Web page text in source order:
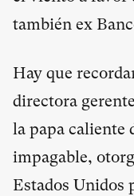
también ex
Hay que
directora
la papa caliente
impagable,
Estados Unidos